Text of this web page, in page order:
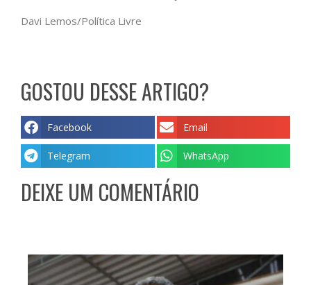
Davi Lemos/Política Livre
GOSTOU DESSE ARTIGO?
Facebook Email
Telegram WhatsApp
DEIXE UM COMENTÁRIO